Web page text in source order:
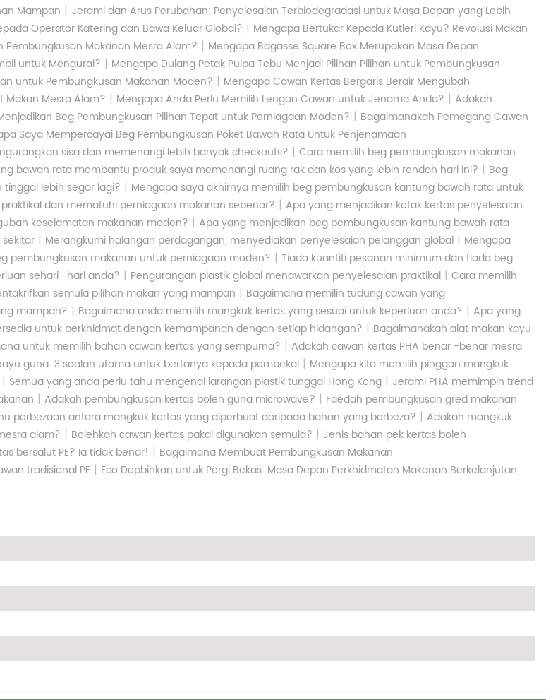
Mampan | Jerami dan Arus Perubahan: Penyelesaian Terbiodegradasi untuk Masa Depan yang Lebih
Operator Katering dan Bawa Keluar Global? | Mengapa Bertukar Kepada Kutleri Kayu? Revolusi Makan
Makanan Mesra Alam? | Mengapa Bagasse Square Box Merupakan Masa Depan
untuk Mengurai? | Mengapa Dulang Petak Pulpa Tebu Menjadi Pilihan Pilihan untuk Pembungkusan
untuk Pembungkusan Makanan Moden? | Mengapa Cawan Kertas Bergaris Berair Mengubah
Makan Mesra Alam? | Mengapa Anda Perlu Memilih Lengan Cawan untuk Jenama Anda? | Adakah
Beg Pembungkusan Pilihan Tepat untuk Perniagaan Moden? | Bagaimanakah Pemegang Cawan
Saya Mempercayai Beg Pembungkusan Poket Bawah Rata Untuk Penjenamaan
sisa dan memenangi lebih banyak checkouts? | Cara memilih beg pembungkusan makanan
bawah rata membantu produk saya memenangi ruang rak dan kos yang lebih rendah hari ini? | Beg
lebih segar lagi? | Mengapa saya akhirnya memilih beg pembungkusan kantung bawah rata untuk
dan mematuhi perniagaan makanan sebenar? | Apa yang menjadikan kotak kertas penyelesaian
keselamatan makanan moden? | Apa yang menjadikan beg pembungkusan kantung bawah rata
| Merangkumi halangan perdagangan, menyediakan penyelesaian pelanggan global | Mengapa
pembungkusan makanan untuk perniagaan moden? | Tiada kuantiti pesanan minimum dan tiada beg
sehari -hari anda? | Pengurangan plastik global menawarkan penyelesaian praktikal | Cara memilih
semula pilihan makan yang mampan | Bagaimana memilih tudung cawan yang
mampan? | Bagaimana anda memilih mangkuk kertas yang sesuai untuk keperluan anda? | Apa yang
untuk berkhidmat dengan kemampanan dengan setiap hidangan? | Bagaimanakah alat makan kayu
untuk memilih bahan cawan kertas yang sempurna? | Adakah cawan kertas PHA benar -benar mesra
guna: 3 soalan utama untuk bertanya kepada pembekal | Mengapa kita memilih pinggan mangkuk
| Semua yang anda perlu tahu mengenai larangan plastik tunggal Hong Kong | Jerami PHA memimpin trend
| Adakah pembungkusan kertas boleh guna microwave? | Faedah pembungkusan gred makanan
perbezaan antara mangkuk kertas yang diperbuat daripada bahan yang berbeza? | Adakah mangkuk
alam? | Bolehkah cawan kertas pakai digunakan semula? | Jenis bahan pek kertas boleh
bersalut PE? Ia tidak benar! | Bagaimana Membuat Pembungkusan Makanan
tradisional PE | Eco Depbihkan untuk Pergi Bekas: Masa Depan Perkhidmatan Makanan Berkelanjutan